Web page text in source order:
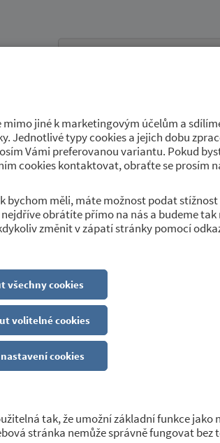
jiné k marketingovým účelům a
Jednotlivé typy cookies a jejich dobu
Vámi preferovanou variantu. Pokud
cookies kontaktovat, obraťte se prosím
bychom měli, máte možnost podat
obrátíte přímo na nás a budeme tak
změnit v zápatí stránky pomocí
všechny cookies
volitelné cookies
cookies
tak, že umožní základní funkce jako
stránka nemůže správně fungovat bez
Sport a kultura O obci
Kraje Vysočina -
Kraje Vysočina se bude konat dne 20.04.2026